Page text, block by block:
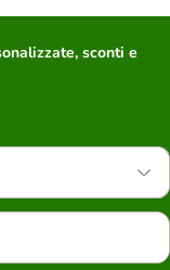
sconti e